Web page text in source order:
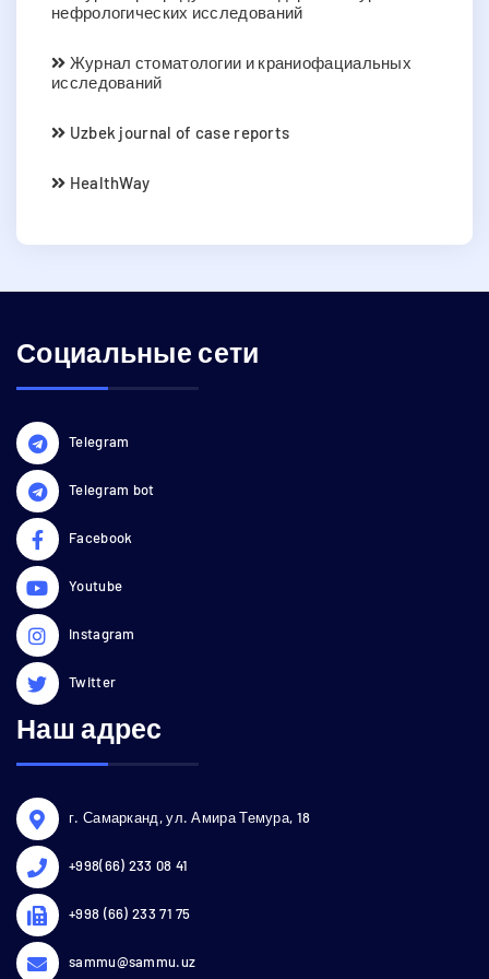
нефрологических исследований
Журнал стоматологии и краниофациальных
исследований
Uzbek journal of case reports
HealthWay
Социальные сети
Telegram
Telegram bot
Facebook
Youtube
Instagram
Twitter
Наш адрес
г. Самарканд, ул. Амира Темура, 18
+998(66) 233 08 41
+998 (66) 233 71 75
sammu@sammu.uz